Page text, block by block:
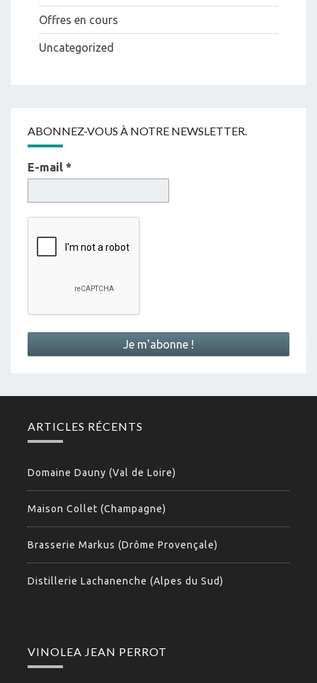
Offres en cours
Uncategorized
ABONNEZ-VOUS À NOTRE NEWSLETTER.
E-mail *
ARTICLES RÉCENTS
Domaine Dauny (Val de Loire)
Maison Collet (Champagne)
Brasserie Markus (Drôme Provençale)
Distillerie Lachanenche (Alpes du Sud)
VINOLEA JEAN PERROT